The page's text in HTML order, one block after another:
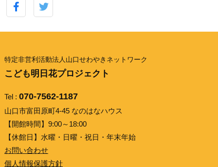
特定非営利活動法人山口せわやきネットワーク
こども明日花プロジェクト
Tel : 070-7562-1187
山口市富田原町4-45 なのはなハウス
【開館時間】9:00～18:00
【休館日】水曜・日曜・祝日・年末年始
お問い合わせ
個人情報保護方針